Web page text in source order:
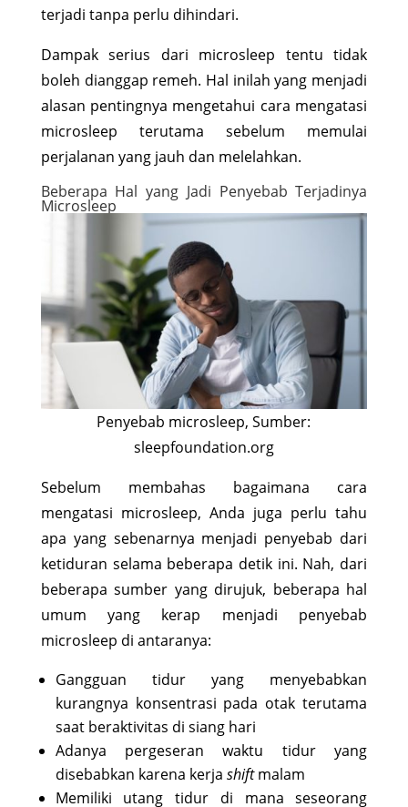
terjadi tanpa perlu dihindari.
Dampak serius dari microsleep tentu tidak
boleh dianggap remeh. Hal inilah yang menjadi
alasan pentingnya mengetahui cara mengatasi
microsleep terutama sebelum memulai
perjalanan yang jauh dan melelahkan.
Beberapa Hal yang Jadi Penyebab Terjadinya
Microsleep
Penyebab microsleep, Sumber:
sleepfoundation.org
Sebelum membahas bagaimana cara
mengatasi microsleep, Anda juga perlu tahu
apa yang sebenarnya menjadi penyebab dari
ketiduran selama beberapa detik ini. Nah, dari
beberapa sumber yang dirujuk, beberapa hal
umum yang kerap menjadi penyebab
microsleep di antaranya:
Gangguan tidur yang menyebabkan
kurangnya konsentrasi pada otak terutama
saat beraktivitas di siang hari
Adanya pergeseran waktu tidur yang
disebabkan karena kerja shiftmalam
Memiliki utang tidur di mana seseorang